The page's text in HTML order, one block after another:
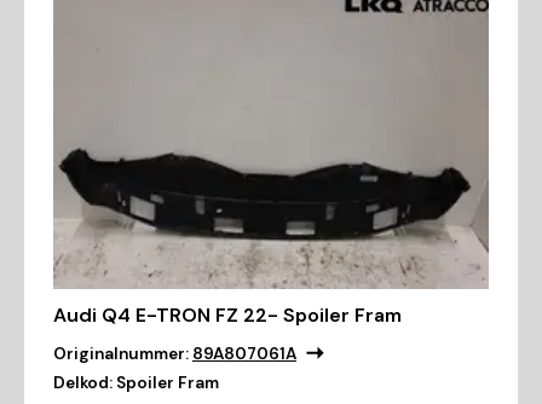
Audi Q4 E-TRON FZ 22- Spoiler Fram
Originalnummer: 89A807061A
Delkod: Spoiler Fram